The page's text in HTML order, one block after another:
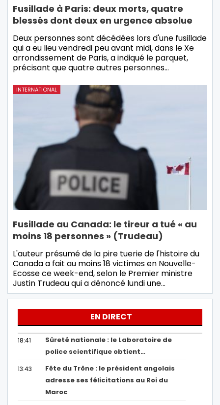
Fusillade à Paris: deux morts, quatre
blessés dont deux en urgence absolue
Deux personnes sont décédées lors d'une fusillade
qui a eu lieu vendredi peu avant midi, dans le Xe
arrondissement de Paris, a indiqué le parquet,
précisant que quatre autres personnes…
INTERNATIONAL
Fusillade au Canada: le tireur a tué « au
moins 18 personnes » (Trudeau)
L'auteur présumé de la pire tuerie de l'histoire du
Canada a fait au moins 18 victimes en Nouvelle-
Ecosse ce week-end, selon le Premier ministre
Justin Trudeau qui a dénoncé lundi une…
EN DIRECT
18:41
Sûreté nationale : le Laboratoire de
police scientifique obtient…
13:43
Fête du Trône : le président angolais
adresse ses félicitations au Roi du
Maroc